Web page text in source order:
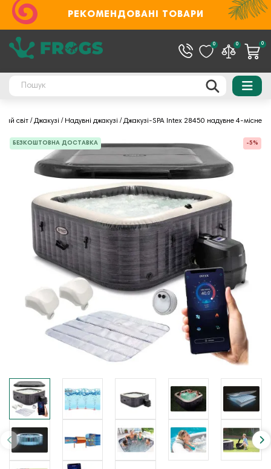
РЕКОМЕНДОВАНІ ТОВАРИ
0 0 0
світ Джакузі Надувні джакузі Джакузі-SPA Intex 28450 надувне 4-місне
БЕЗКОШТОВНА ДОСТАВКА -5%